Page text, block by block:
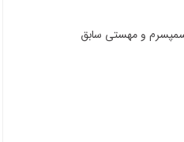
و مهستی سابق